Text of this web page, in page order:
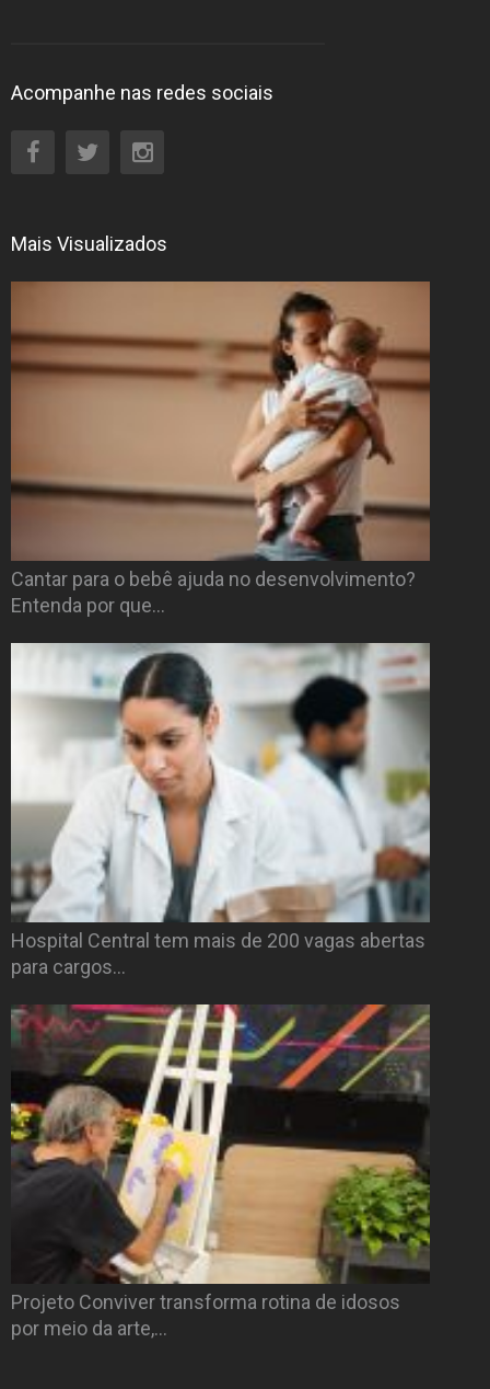
Acompanhe nas redes sociais
Mais Visualizados
Cantar para o bebê ajuda no desenvolvimento?
Entenda por que…
Hospital Central tem mais de 200 vagas abertas
para cargos…
Projeto Conviver transforma rotina de idosos
por meio da arte,…